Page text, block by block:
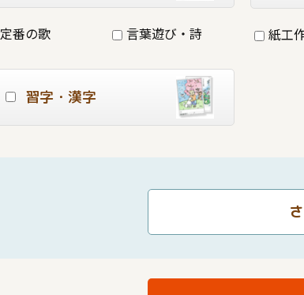
定番の歌 言葉遊び・詩 紙工
習字・漢字